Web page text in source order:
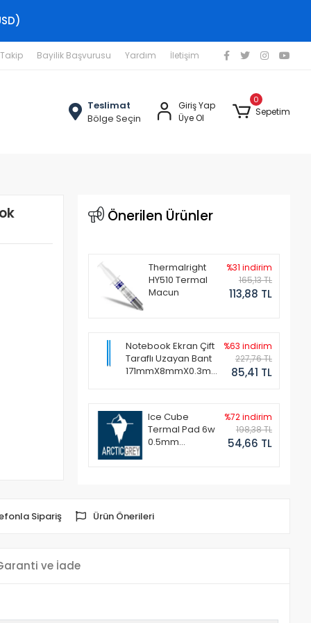
Bayilik Başvurusu Yardım İletişim
Teslimat
Bölge Seçin
Giriş Yap
Üye Ol
0
Sepetim
Önerilen Ürünler
Thermalright
HY510 Termal
Macun
%31 indirim
165,13 TL
113,88 TL
Notebook Ekran Çift
Taraflı Uzayan Bant
171mmX8mmX0.3mm
%63 indirim
227,76 TL
85,41 TL
Ice Cube
Termal Pad 6w
0.5mm
%72 indirim
198,38 TL
54,66 TL
Sipariş Ürün Önerileri
ve İade